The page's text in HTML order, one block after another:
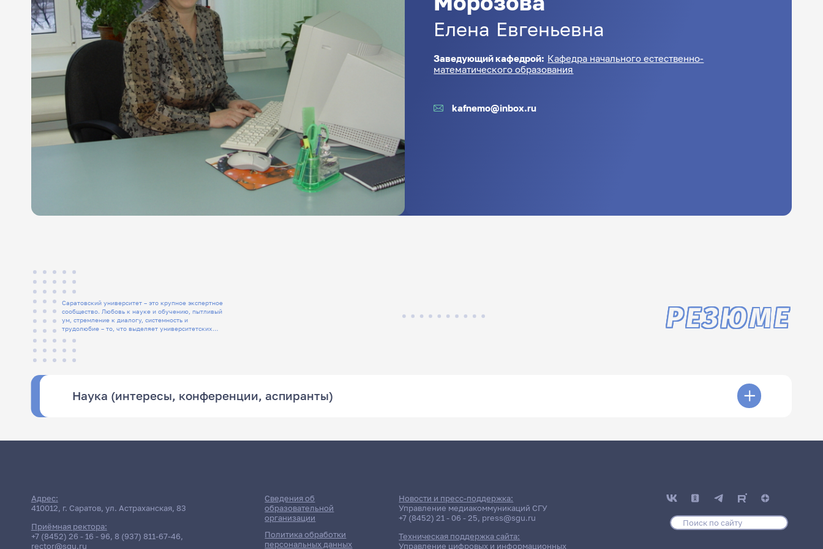
Елена Евгеньевна
Заведующий кафедрой: Кафедра начального естественно-
математического образования
kafnemo@inbox.ru
Саратовский университет – это крупное экспертное
сообщество. Любовь к науке и обучению, пытливый
ум, стремление к диалогу, системность и
трудолюбие – то, что выделяет университетских
РЕЗЮМЕ
Наука (интересы, конференции, аспиранты)
Адрес:
410012, г. Саратов, ул. Астраханская, 83
Приёмная ректора:
+7 (8452) 26 - 16 - 96, 8 (937) 811-67-46,
rector@sgu.ru
Сведения об
образовательной
организации
Политика обработки
персональных данных
Новости и пресс-поддержка:
Управление медиакоммуникаций СГУ
+7 (8452) 21 - 06 - 25, press@sgu.ru
Техническая поддержка сайта:
Управление цифровых и информационных